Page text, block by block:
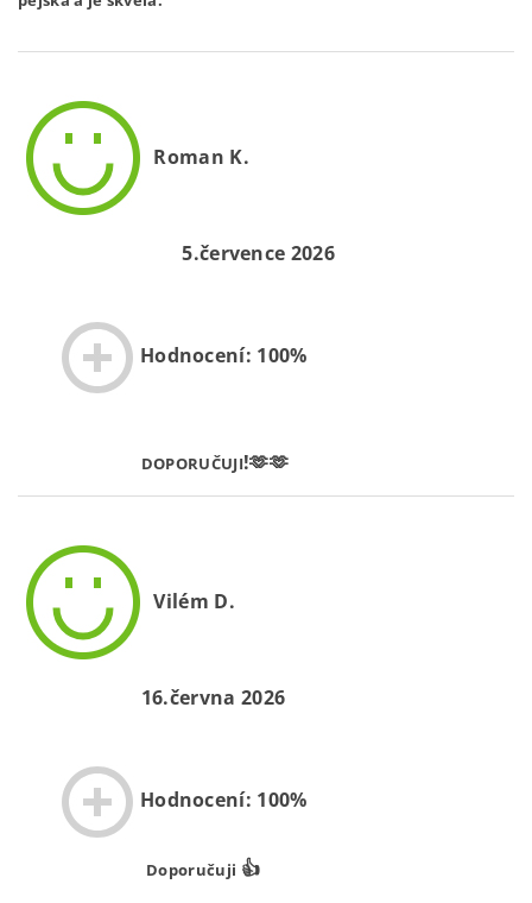
Roman K.
5.července 2026
Hodnocení: 100%
DOPORUČUJI!🫶🫶
Vilém D.
16.června 2026
Hodnocení: 100%
Doporučuji 👍